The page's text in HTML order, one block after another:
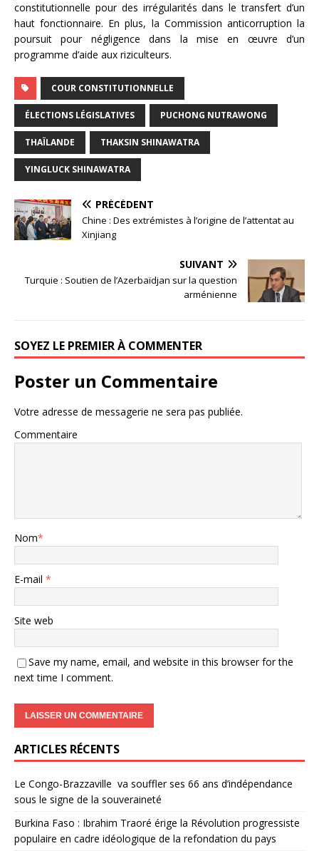
constitutionnelle pour des irrégularités dans le transfert d’un
haut fonctionnaire. En plus, la Commission anticorruption la
poursuit pour négligence dans la mise en œuvre d’un
programme d’aide aux riziculteurs.
COUR CONSTITUTIONNELLE
ÉLECTIONS LÉGISLATIVES PUCHONG NUTRAWONG
THAÏLANDE THAKSIN SHINAWATRA
YINGLUCK SHINAWATRA
PRÉCÉDENT
Chine : Des extrémistes à l’origine de l’attentat au
Xinjiang
SUIVANT
Turquie : Soutien de l’Azerbaïdjan sur la question
arménienne
SOYEZ LE PREMIER À COMMENTER
Poster un Commentaire
Votre adresse de messagerie ne sera pas publiée.
Commentaire
Nom*
E-mail *
Site web
Save my name, email, and website in this browser for the
next time I comment.
ARTICLES RÉCENTS
Le Congo-Brazzaville va souffler ses 66 ans d’indépendance
sous le signe de la souveraineté
Burkina Faso : Ibrahim Traoré érige la Révolution progressiste
populaire en cadre idéologique de la refondation du pays